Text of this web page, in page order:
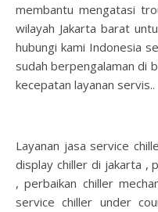
membantu mengatasi
wilayah Jakarta barat
hubungi kami Indonesia
sudah berpengalaman di
kecepatan layanan servis..
Layanan jasa service
display chiller di jakarta ,
, perbaikan chiller
service chiller under